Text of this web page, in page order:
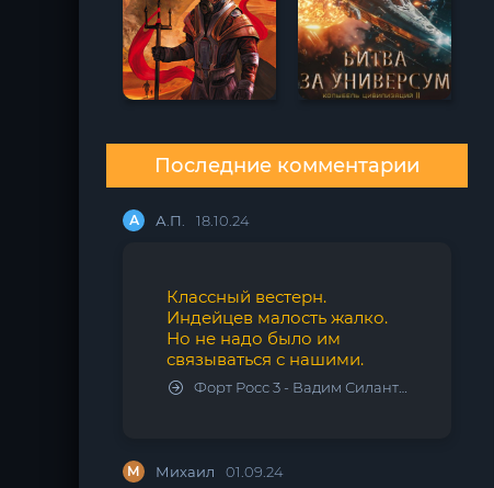
Последние комментарии
А А.П. 18.10.24
Классный вестерн.
Индейцев малость жалко.
Но не надо было им
связываться с нашими.
Форт Росс 3 - Вадим Силантьев
М Михаил 01.09.24